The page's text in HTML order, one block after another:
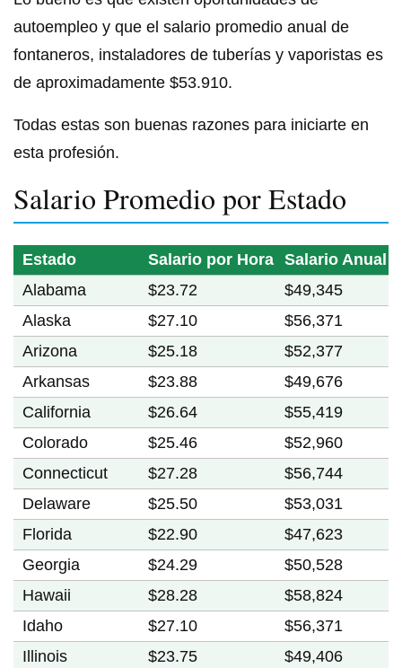
autoempleo y que el salario promedio anual de
fontaneros, instaladores de tuberías y vaporistas es
de aproximadamente $53.910.
Todas estas son buenas razones para iniciarte en
esta profesión.
Salario Promedio por Estado
Estado Salario por Hora Salario Anual
Alabama
$23.72
$49,345
Alaska
$27.10
$56,371
Arizona
$25.18
$52,377
Arkansas
$23.88
$49,676
California
$26.64
$55,419
Colorado
$25.46
$52,960
Connecticut
$27.28
$56,744
Delaware
$25.50
$53,031
Florida
$22.90
$47,623
Georgia
$24.29
$50,528
Hawaii
$28.28
$58,824
Idaho
$27.10
$56,371
Illinois
$23.75
$49,406